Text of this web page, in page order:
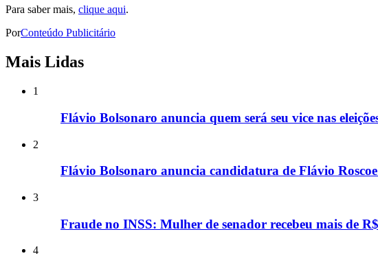
Para saber mais, clique aqui.
PorConteúdo Publicitário
Mais Lidas
1
Flávio Bolsonaro anuncia quem será seu vice nas
2
Flávio Bolsonaro anuncia candidatura de Flávio
3
Fraude no INSS: Mulher de senador recebeu mais de
4